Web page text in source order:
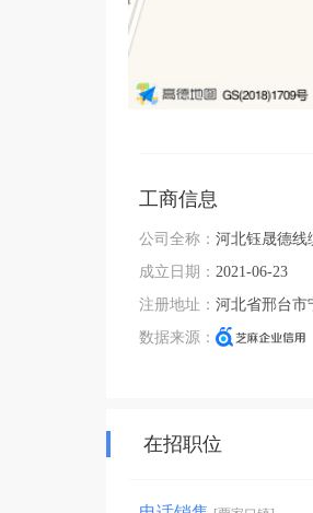
工商信息
公司全称： 河北钰晟德线
成立日期： 2021-06-23
注册地址： 河北省邢台市
数据来源：
在招职位